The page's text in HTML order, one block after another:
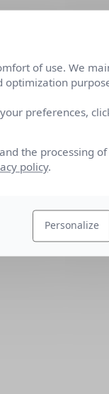
of use. We
preferences,
the processing
policy.
Personalize